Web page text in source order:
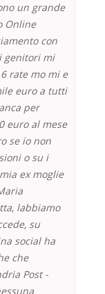
un grande
Online
con
genitori mi
rate mo mi e
euro a tutti
per
euro al mese
se io non
o su i
ex moglie
labbiamo
su
social ha
che
Post -